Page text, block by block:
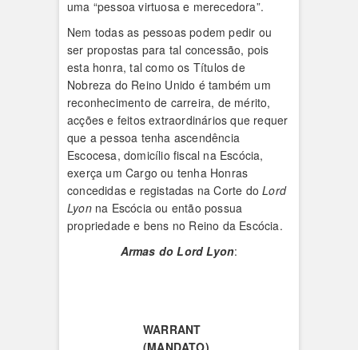
uma “pessoa virtuosa e merecedora”.
Nem todas as pessoas podem pedir ou
ser propostas para tal concessão, pois
esta honra, tal como os Títulos de
Nobreza do Reino Unido é também um
reconhecimento de carreira, de mérito,
acções e feitos extraordinários que requer
que a pessoa tenha ascendência
Escocesa, domicílio fiscal na Escócia,
exerça um Cargo ou tenha Honras
concedidas e registadas na Corte doLord
Lyonna Escócia ou então possua
propriedade e bens no Reino da Escócia.
Armas do Lord Lyon:
WARRANT
(MANDATO)